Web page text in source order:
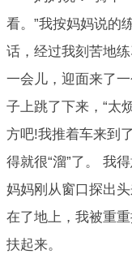
看。”我按妈妈说的
话，经过我刻苦地
一会儿，迎面来了
子上跳了下来，“太
方吧!我推着车来到
得就很“溜”了。 我
妈妈刚从窗口探出
在了地上，我被重
扶起来。